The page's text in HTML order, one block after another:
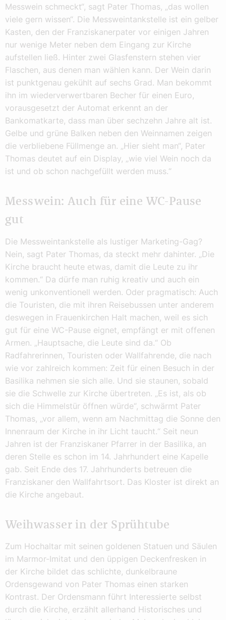
Messwein schmeckt“, sagt Pater Thomas, „das wollen
viele gern wissen“. Die Messweintankstelle ist ein gelber
Kasten, den der Franziskanerpater vor einigen Jahren
nur wenige Meter neben dem Eingang zur Kirche
aufstellen ließ. Hinter zwei Glasfenstern stehen vier
Flaschen, aus denen man wählen kann. Der Wein darin
ist punktgenau gekühlt auf sechs Grad. Man bekommt
ihn im wiederverwertbaren Becher für einen Euro,
vorausgesetzt der Automat erkennt an der
Bankomatkarte, dass man über sechzehn Jahre alt ist.
Gelbe und grüne Balken neben den Weinnamen zeigen
die verbliebene Füllmenge an. „Hier sieht man“, Pater
Thomas deutet auf ein Display, „wie viel Wein noch da
ist und ob schon nachgefüllt werden muss.“
Messwein: Auch für eine WC-Pause
gut
Die Messweintankstelle als lustiger Marketing-Gag?
Nein, sagt Pater Thomas, da steckt mehr dahinter. „Die
Kirche braucht heute etwas, damit die Leute zu ihr
kommen.“ Da dürfe man ruhig kreativ und auch ein
wenig unkonventionell werden. Oder pragmatisch: Auch
die Touristen, die mit ihren Reisebussen unter anderem
deswegen in Frauenkirchen Halt machen, weil es sich
gut für eine WC-Pause eignet, empfängt er mit offenen
Armen. „Hauptsache, die Leute sind da.“ Ob
Radfahrerinnen, Touristen oder Wallfahrende, die nach
wie vor zahlreich kommen: Zeit für einen Besuch in der
Basilika nehmen sie sich alle. Und sie staunen, sobald
sie die Schwelle zur Kirche übertreten. „Es ist, als ob
sich die Himmelstür öffnen würde“, schwärmt Pater
Thomas, „vor allem, wenn am Nachmittag die Sonne den
Innenraum der Kirche in ihr Licht taucht.“ Seit neun
Jahren ist der Franziskaner Pfarrer in der Basilika, an
deren Stelle es schon im 14. Jahrhundert eine Kapelle
gab. Seit Ende des 17. Jahrhunderts betreuen die
Franziskaner den Wallfahrtsort. Das Kloster ist direkt an
die Kirche angebaut.
Weihwasser in der Sprühtube
Zum Hochaltar mit seinen goldenen Statuen und Säulen
im Marmor-Imitat und den üppigen Deckenfresken in
der Kirche bildet das schlichte, dunkelbraune
Ordensgewand von Pater Thomas einen starken
Kontrast. Der Ordensmann führt Interessierte selbst
durch die Kirche, erzählt allerhand Historisches und